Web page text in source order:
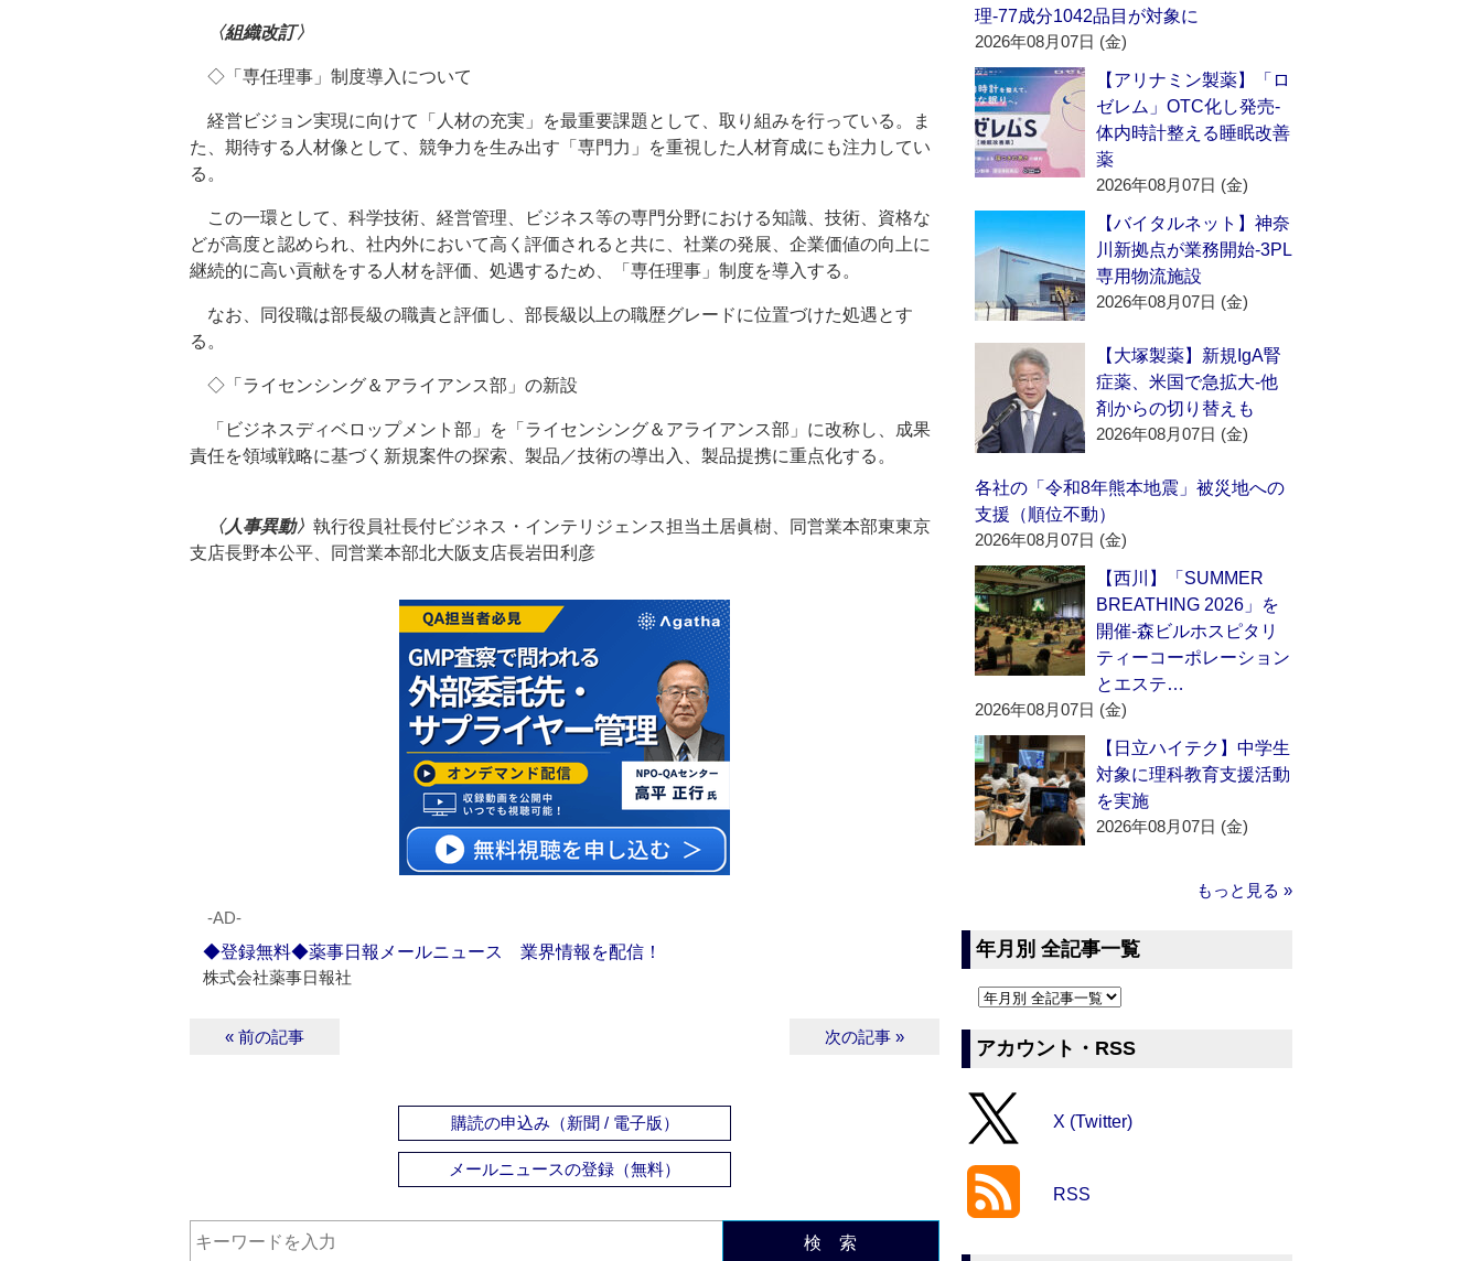
〈組織改訂〉
◇「専任理事」制度導入について
経営ビジョン実現に向けて「人材の充実」を最重要課題として、取り組みを行っている。ま
た、期待する人材像として、競争力を生み出す「専門力」を重視した人材育成にも注力してい
る。
この一環として、科学技術、経営管理、ビジネス等の専門分野における知識、技術、資格な
どが高度と認められ、社内外において高く評価されると共に、社業の発展、企業価値の向上に
継続的に高い貢献をする人材を評価、処遇するため、「専任理事」制度を導入する。
なお、同役職は部長級の職責と評価し、部長級以上の職歴グレードに位置づけた処遇とす
る。
◇「ライセンシング＆アライアンス部」の新設
「ビジネスディベロップメント部」を「ライセンシング＆アライアンス部」に改称し、成果
責任を領域戦略に基づく新規案件の探索、製品／技術の導出入、製品提携に重点化する。
〈人事異動〉 執行役員社長付ビジネス・インテリジェンス担当土居眞樹、同営業本部東東京
支店長野本公平、同営業本部北大阪支店長岩田利彦
‐AD‐
◆登録無料◆薬事日報メールニュース 業界情報を配信！
株式会社薬事日報社
« 前の記事 次の記事 »
購読の申込み（新聞 / 電子版）
メールニュースの登録（無料）
検 索
理‐77成分1042品目が対象に
2026年08月07日 (金)
【アリナミン製薬】「ロ
ゼレム」OTC化し発売‐
体内時計整える睡眠改善
薬
2026年08月07日 (金)
【バイタルネット】神奈
川新拠点が業務開始‐3PL
専用物流施設
2026年08月07日 (金)
【大塚製薬】新規IgA腎
症薬、米国で急拡大‐他
剤からの切り替えも
2026年08月07日 (金)
各社の「令和8年熊本地震」被災地への
支援（順位不動）
2026年08月07日 (金)
【西川】「SUMMER
BREATHING 2026」を
開催‐森ビルホスピタリ
ティーコーポレーション
とエステ…
2026年08月07日 (金)
【日立ハイテク】中学生
対象に理科教育支援活動
を実施
2026年08月07日 (金)
もっと見る »
年月別 全記事一覧
アカウント・RSS
X (Twitter)
RSS